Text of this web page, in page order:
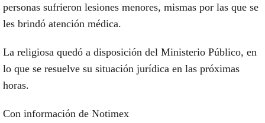
personas sufrieron lesiones menores, mismas por las que se
les brindó atención médica.
La religiosa quedó a disposición del Ministerio Público, en
lo que se resuelve su situación jurídica en las próximas
horas.
Con información de Notimex